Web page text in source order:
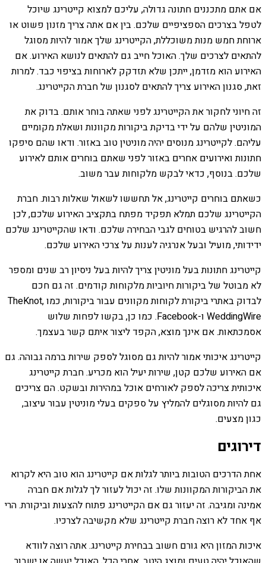
אם אתם מתכננים חתונה גדולה, עליכם למצוא קייטרינג שיוכל
לטפל בצרכים הספציפיים שלכם. בין אם אתה צריך מזנון פשוט או
ארוחת חמש מנות משוכללת, הקייטרינג שלך אמור להיות מסוגל
להתאים לצרכים שלך. האוכל חייב גם להתאים לנושא האירוע. אם
האירוע הוא מזדמן, ייתכן שלא תזדקק לארוחות בציפוי כבד. למרות
זאת, סגנון האירוע צריך להתאים לסגנון של חברת הקייטרינג.
זה חיוני לחקור את הקייטרינג לפני שאתה בוחר אותם. בדוק את
המוניטין שלהם על ידי בדיקת ביקורות מקוונות ושאלת מקומיים
עליהם. לקייטרינג מנוסים יהיה מוניטין טוב באזור. ודאו שהם סיפקו
חתונות ואירועים אחרים באזור לפני שאתם בוחרים אותם לאירוע
שלכם. בנוסף, כדאי לבקש מלקוחות עבר משוב.
כשאתם בוחרים קייטרינג, אל תחששו לשאול שאלות רבות. חברת
הקייטרינג שלכם תמלא תפקיד מפתח בתקציב האירוע שלכם, לכן
חשוב להרגיש בטוחים לגבי הבחירה שלכם. ודאו שהקייטרינג שלכם
ידידותי, מועיל ובעל אנרגיה לענות על צרכי האירוע שלכם.
קייטרינג חתונות בעל מוניטין צריך להיות בעל ניסיון רב שנים ומספר
לא מבוטל של ביקורות חיוביות מלקוחות קודמים. זה גם חכם
לבדוק באתרי ביקורת לקוחות מקוונים עבור ביקורות, כמו TheKnot,
WeddingWire ו-Facebook. כמו כן, בקשו לפחות שלוש
אסמכתאות. אם אינך מוצא, הקפד ליצור איתם קשר בעצמך.
קייטרינג איכותי אמור להיות גם מסוגל לספק שירות ברמה גבוהה. גם
אם האירוע שלכם קטן, שירות יעיל הוא מכריע. חברת קייטרינג
איכותית צריכה לספק לאורחים אוכל במהירות ובשקט. הם צריכים
גם להיות מסוגלים להמליץ ​​על ספקים בעלי מוניטין עבור עיצוב,
כגון מצעים.
דירוגים
אחת הדרכים הטובות ביותר לגלות אם קייטרינג הוא טוב היא לקרוא
את הביקורות המקוונות שלו. זה יכול לעזור לך לגלות אם חברה
אמינה ומגיבה. זה יעזור גם אם הקייטרינג פתוח להצעות וביקורת. הרי
אף אחד לא רוצה חברת קייטרינג שלא מקשיבה לצרכיו.
איכות המזון היא גורם חשוב בבחירת קייטרינג. אתה רוצה לוודא